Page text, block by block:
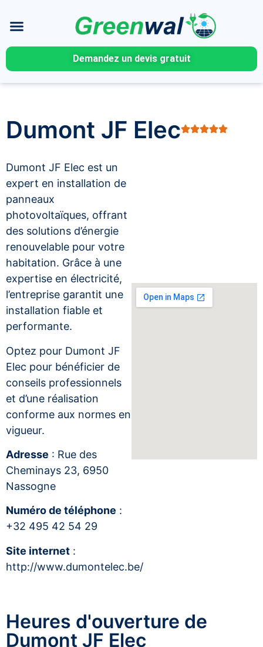
Demandez un devis gratuit
Dumont JF Elec
Dumont JF Elec est un
expert en installation de
panneaux
photovoltaïques, offrant
des solutions d’énergie
renouvelable pour votre
habitation. Grâce à une
expertise en électricité,
l’entreprise garantit une
installation fiable et
performante.
Optez pour Dumont JF
Elec pour bénéficier de
conseils professionnels
et d’une réalisation
conforme aux normes en
vigueur.
Adresse : Rue des
Cheminays 23, 6950
Nassogne
Numéro de téléphone :
+32 495 42 54 29
Site internet :
http://www.dumontelec.be/
Heures d'ouverture de
Dumont JF Elec